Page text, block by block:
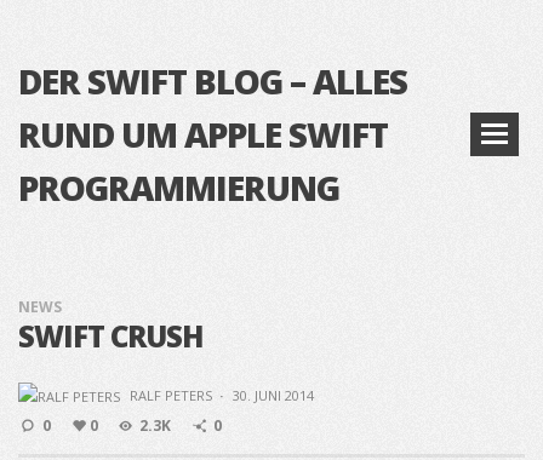
DER SWIFT BLOG – ALLES
RUND UM APPLE SWIFT
PROGRAMMIERUNG
NEWS
SWIFT CRUSH
RALF PETERS · 30. JUNI 2014
0 0 2.3K 0